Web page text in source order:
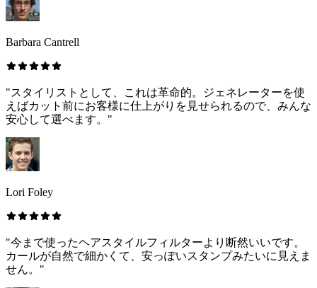
Barbara Cantrell
"スタイリストとして、これは革命的。ジェネレーターを使
えばカット前にお客様に仕上がりを見せられるので、みんな
安心して選べます。"
Lori Foley
"今まで使ったヘアスタイルフィルターより断然いいです。
カールが自然で細かくて、安っぽいスタンプみたいに見えま
せん。"